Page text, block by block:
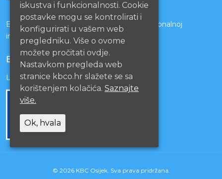
Bolnice s kojima je potpisan ugovor o funkcionalnoj
integraciji
EU PROJEKTI
Lista projekata
© 2026 KBC Osijek. Sva prava pridržana.
iskustva i funkcionalnosti. Cookie
postavke mogu se kontrolirati i
konfigurirati u vašem web
pregledniku. Više o ovome
možete pročitati ovdje.
Nastavkom pregleda web
stranice kbco.hr slažete se sa
korištenjem kolačića. Saznajte
više.
Ok, hvala